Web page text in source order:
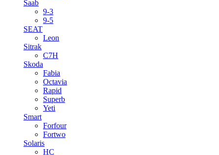
Saab
9-3
9-5
SEAT
Leon
Sitrak
C7H
Skoda
Fabia
Octavia
Rapid
Superb
Yeti
Smart
Forfour
Fortwo
Solaris
HC